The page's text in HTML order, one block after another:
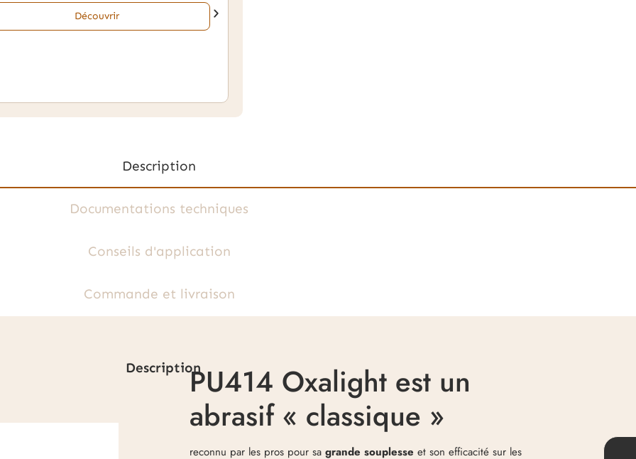
Découvrir
Description
Documentations techniques
Conseils d'application
Commande et livraison
DescriptionPU414 Oxalight est un
abrasif « classique »
reconnu par les pros pour sagrande souplesse et son efficacité sur les